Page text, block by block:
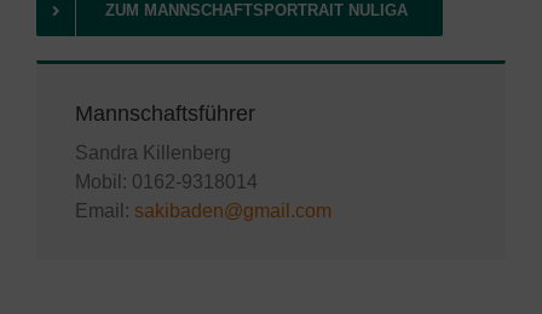
ZUM MANNSCHAFTSPORTRAIT NULIGA
Mannschaftsführer
Sandra Killenberg
Mobil: 0162-9318014
Email: sakibaden@gmail.com